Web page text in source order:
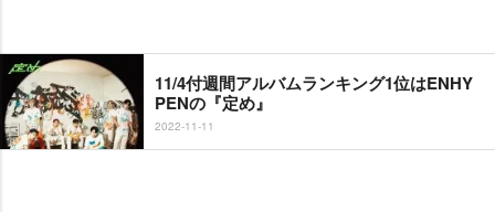
11/4付週間アルバムランキング1位はENHY
PENの『定め』
2022-11-11